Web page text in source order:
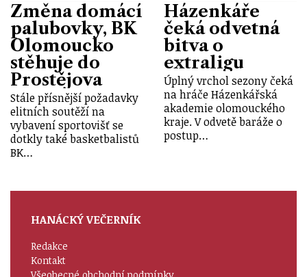
Změna domácí
palubovky, BK
Olomoucko
stěhuje do
Prostějova
Stále přísnější požadavky
elitních soutěží na
vybavení sportovišť se
dotkly také basketbalistů
BK…
Házenkáře
čeká odvetná
bitva o
extraligu
Úplný vrchol sezony čeká
na hráče Házenkářská
akademie olomouckého
kraje. V odvetě baráže o
postup…
HANÁCKÝ VEČERNÍK
Redakce
Kontakt